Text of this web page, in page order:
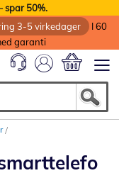
spar 50%.
3-5 virkedager
I 60
garanti